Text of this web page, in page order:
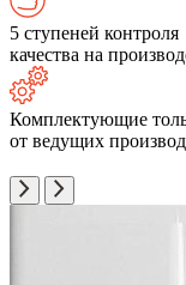
5 ступеней контроля
качества на
Комплектующие
от ведущих